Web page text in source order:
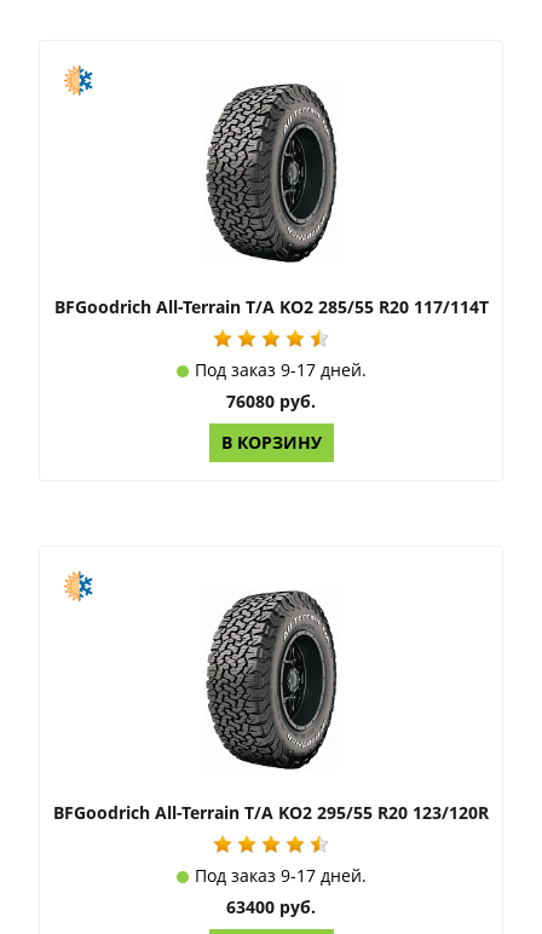
BFGoodrich All-Terrain T/A KO2 285/55 R20 117/114T
Под заказ 9-17 дней.
76080 руб.
В КОРЗИНУ
BFGoodrich All-Terrain T/A KO2 295/55 R20 123/120R
Под заказ 9-17 дней.
63400 руб.